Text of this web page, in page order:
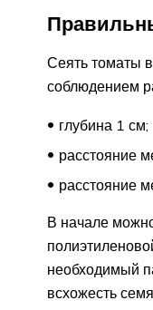
Сеять томаты
соблюдением
глубина 1 см;
расстояние
расстояние
В начале
необходимый
всхожесть